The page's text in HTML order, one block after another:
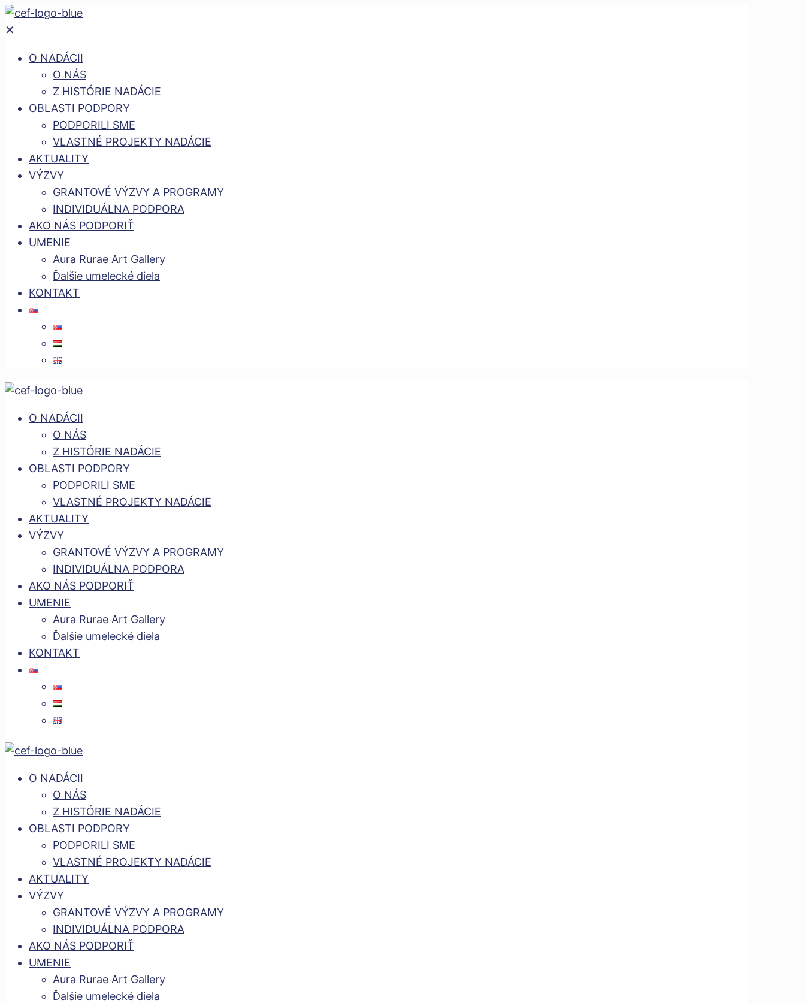
✕
O NADÁCII
O NÁS
Z HISTÓRIE NADÁCIE
OBLASTI PODPORY
PODPORILI SME
VLASTNÉ PROJEKTY NADÁCIE
AKTUALITY
VÝZVY
GRANTOVÉ VÝZVY A PROGRAMY
INDIVIDUÁLNA PODPORA
AKO NÁS PODPORIŤ
UMENIE
Aura Rurae Art Gallery
Ďalšie umelecké diela
KONTAKT
O NADÁCII
O NÁS
Z HISTÓRIE NADÁCIE
OBLASTI PODPORY
PODPORILI SME
VLASTNÉ PROJEKTY NADÁCIE
AKTUALITY
VÝZVY
GRANTOVÉ VÝZVY A PROGRAMY
INDIVIDUÁLNA PODPORA
AKO NÁS PODPORIŤ
UMENIE
Aura Rurae Art Gallery
Ďalšie umelecké diela
KONTAKT
O NADÁCII
O NÁS
Z HISTÓRIE NADÁCIE
OBLASTI PODPORY
PODPORILI SME
VLASTNÉ PROJEKTY NADÁCIE
AKTUALITY
VÝZVY
GRANTOVÉ VÝZVY A PROGRAMY
INDIVIDUÁLNA PODPORA
AKO NÁS PODPORIŤ
UMENIE
Aura Rurae Art Gallery
Ďalšie umelecké diela